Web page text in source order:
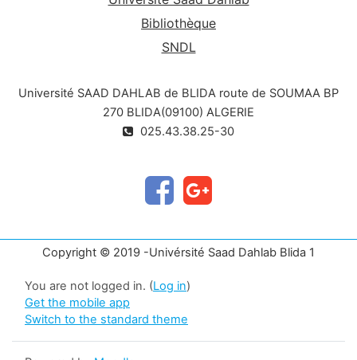
Bibliothèque
SNDL
Université SAAD DAHLAB de BLIDA route de SOUMAA BP
270 BLIDA(09100) ALGERIE
025.43.38.25-30
Copyright © 2019 -Univérsité Saad Dahlab Blida 1
You are not logged in. (Log in)
Get the mobile app
Switch to the standard theme